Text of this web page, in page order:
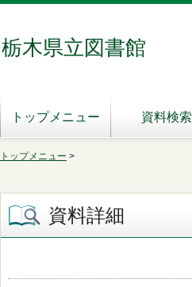
栃木県立図書館
トップメニュー 資料検索
トップメニュー >
資料詳細